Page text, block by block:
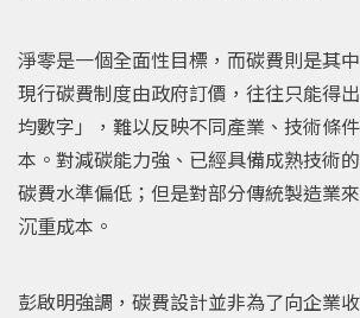
淨零是一個全面性目標，而碳費則是其
現行碳費制度由政府訂價，往往只能得
均數字」，難以反映不同產業、技術條
本。對減碳能力強、已經具備成熟技術
碳費水準偏低；但是對部分傳統製造業
沉重成本。
彭啟明強調，碳費設計並非為了向企業